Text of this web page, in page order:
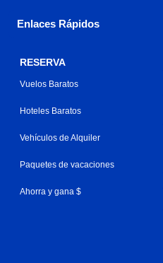
Enlaces Rápidos
RESERVA
Vuelos Baratos
Hoteles Baratos
Vehículos de Alquiler
Paquetes de vacaciones
Ahorra y gana $